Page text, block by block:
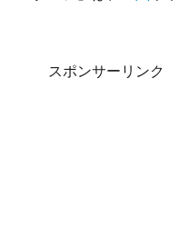
スポンサーリンク